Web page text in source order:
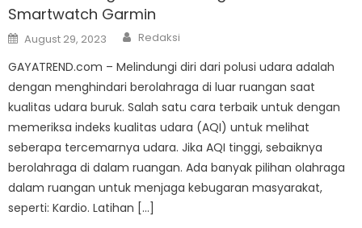
Smartwatch Garmin
Posted
on
August 29, 2023 Author
Redaksi
GAYATREND.com – Melindungi diri dari polusi udara adalah
dengan menghindari berolahraga di luar ruangan saat
kualitas udara buruk. Salah satu cara terbaik untuk dengan
memeriksa indeks kualitas udara (AQI) untuk melihat
seberapa tercemarnya udara. Jika AQI tinggi, sebaiknya
berolahraga di dalam ruangan. Ada banyak pilihan olahraga
dalam ruangan untuk menjaga kebugaran masyarakat,
seperti: Kardio. Latihan […]